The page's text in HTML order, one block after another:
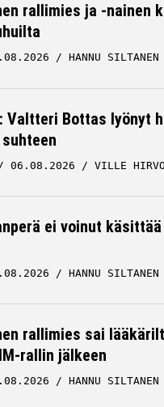
rallimies ja -nainen
HANNU SILTANEN
Valtteri Bottas lyönyt
06.08.2026 VILLE
ei voinut
HANNU SILTANEN
rallimies sai
rallin jälkeen
HANNU SILTANEN